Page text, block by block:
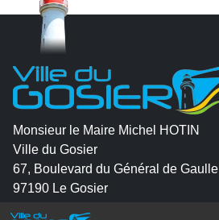
Monsieur le Maire Michel HOTIN
Ville du Gosier
67, Boulevard du Général de Gaulle
97190 Le Gosier